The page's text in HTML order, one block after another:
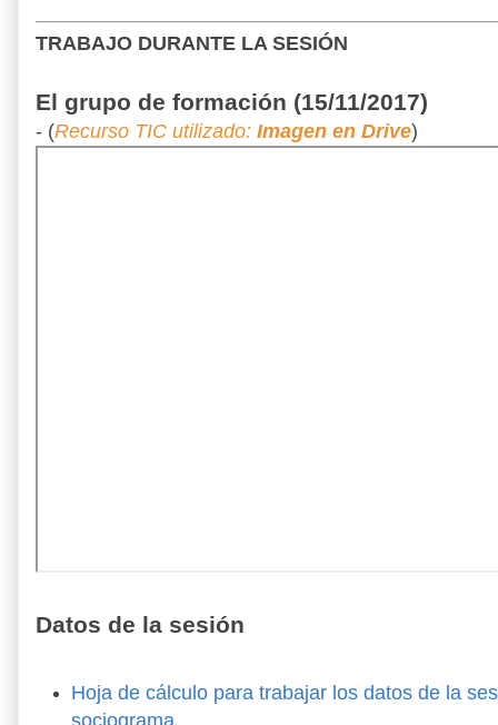
TRABAJO DURANTE LA SESIÓN
El grupo de formación (15/11/2017)
- (Recurso TIC utilizado: Imagen en Drive)
Datos de la sesión
Hoja de cálculo para trabajar los datos de la
sociograma